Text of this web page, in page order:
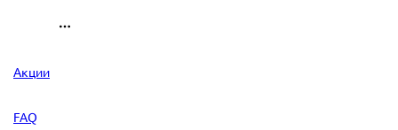
Акции
FAQ